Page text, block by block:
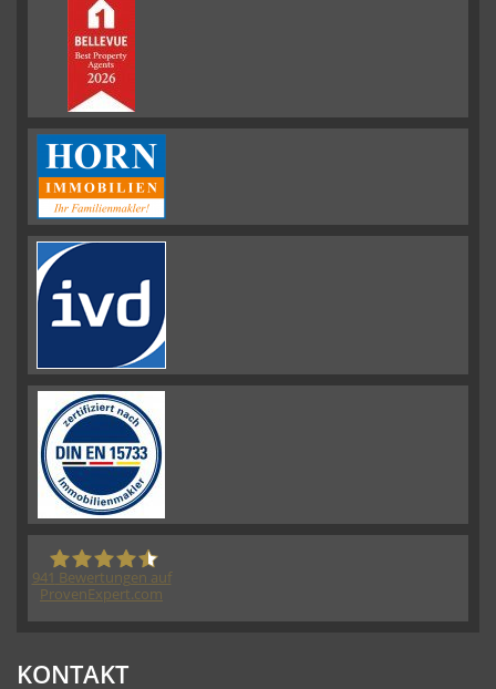
HORN IMMOBILIEN GmbH
941 Bewertungen auf
ProvenExpert.com
KONTAKT